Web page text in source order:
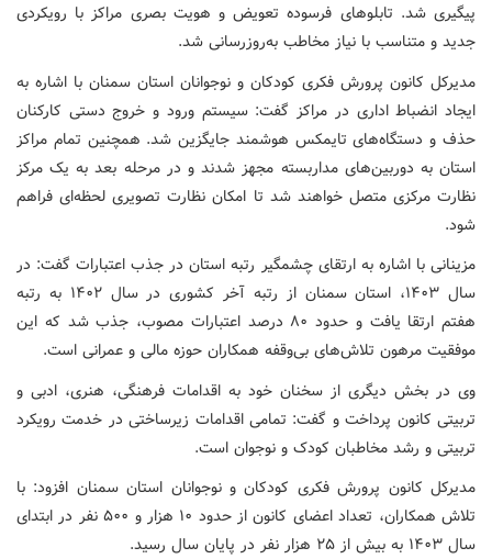
پیگیری شد. تابلوهای فرسوده تعویض و هویت بصری مراکز با رویکردی
جدید و متناسب با نیاز مخاطب به‌روزرسانی شد.
مدیرکل کانون پرورش فکری کودکان و نوجوانان استان سمنان با اشاره به
ایجاد انضباط اداری در مراکز گفت: سیستم ورود و خروج دستی کارکنان
حذف و دستگاه‌های تایمکس هوشمند جایگزین شد. همچنین تمام مراکز
استان به دوربین‌های مداربسته مجهز شدند و در مرحله بعد به یک مرکز
نظارت مرکزی متصل خواهند شد تا امکان نظارت تصویری لحظه‌ای فراهم
شود.
مزینانی با اشاره به ارتقای چشمگیر رتبه استان در جذب اعتبارات گفت: در
سال ۱۴۰۳، استان سمنان از رتبه آخر کشوری در سال ۱۴۰۲ به رتبه
هفتم ارتقا یافت و حدود ۸۰ درصد اعتبارات مصوب، جذب شد که این
موفقیت مرهون تلاش‌های بی‌وقفه همکاران حوزه مالی و عمرانی است.
وی در بخش دیگری از سخنان خود به اقدامات فرهنگی، هنری، ادبی و
تربیتی کانون پرداخت و گفت: تمامی اقدامات زیرساختی در خدمت رویکرد
تربیتی و رشد مخاطبان کودک و نوجوان است.
مدیرکل کانون پرورش فکری کودکان و نوجوانان استان سمنان افزود: با
تلاش همکاران، تعداد اعضای کانون از حدود ۱۰ هزار و ۵۰۰ نفر در ابتدای
سال ۱۴۰۳ به بیش از ۲۵ هزار نفر در پایان سال رسید.